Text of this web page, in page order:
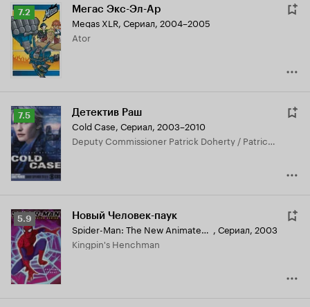
Рейтинг
Кинопоиска
7.2
7.2 Мегас Экс-Эл-Ар
Megas XLR, Сериал, 2004–2005
Ator
Рейтинг
Кинопоиска
7.5
7.5 Детектив Раш
Cold Case, Сериал, 2003–2010
Deputy Commissioner Patrick Doherty / Patrick Hogan '05 / '08
Рейтинг
Кинопоиска
5.9
5.9 Новый Человек-паук
Spider-Man: The New Animated Series , Сериал, 2003
Kingpin's Henchman